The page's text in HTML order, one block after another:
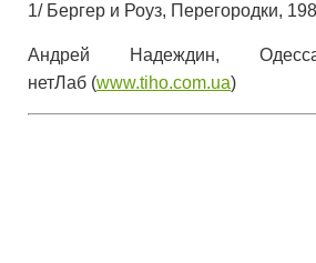
1/ Бергер и Роуз, Перегородки,
Андрей Надеждин,
нетЛаб (www.tiho.com.ua)